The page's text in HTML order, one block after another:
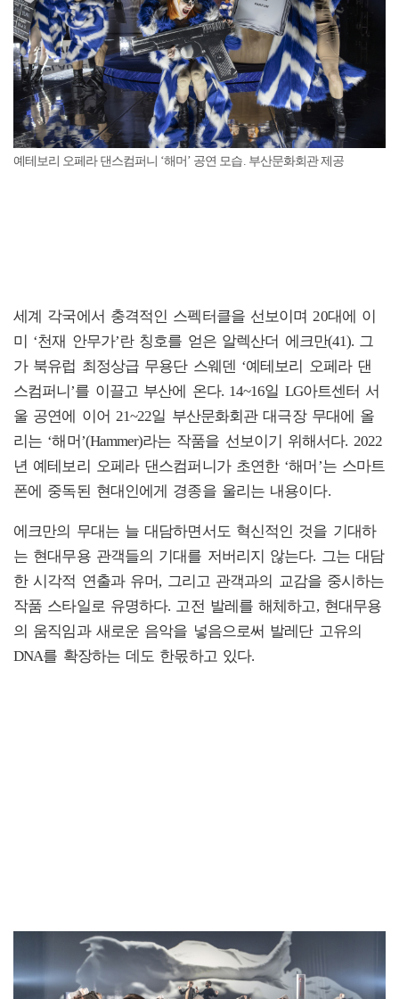
예테보리 오페라 댄스컴퍼니 ‘해머’ 공연 모습. 부산문화회관 제공
세계 각국에서 충격적인 스펙터클을 선보이며 20대에 이
미 ‘천재 안무가’란 칭호를 얻은 알렉산더 에크만(41). 그
가 북유럽 최정상급 무용단 스웨덴 ‘예테보리 오페라 댄
스컴퍼니’를 이끌고 부산에 온다. 14~16일 LG아트센터 서
울 공연에 이어 21~22일 부산문화회관 대극장 무대에 올
리는 ‘해머’(Hammer)라는 작품을 선보이기 위해서다. 2022
년 예테보리 오페라 댄스컴퍼니가 초연한 ‘해머’는 스마트
폰에 중독된 현대인에게 경종을 울리는 내용이다.
에크만의 무대는 늘 대담하면서도 혁신적인 것을 기대하
는 현대무용 관객들의 기대를 저버리지 않는다. 그는 대담
한 시각적 연출과 유머, 그리고 관객과의 교감을 중시하는
작품 스타일로 유명하다. 고전 발레를 해체하고, 현대무용
의 움직임과 새로운 음악을 넣음으로써 발레단 고유의
DNA를 확장하는 데도 한몫하고 있다.